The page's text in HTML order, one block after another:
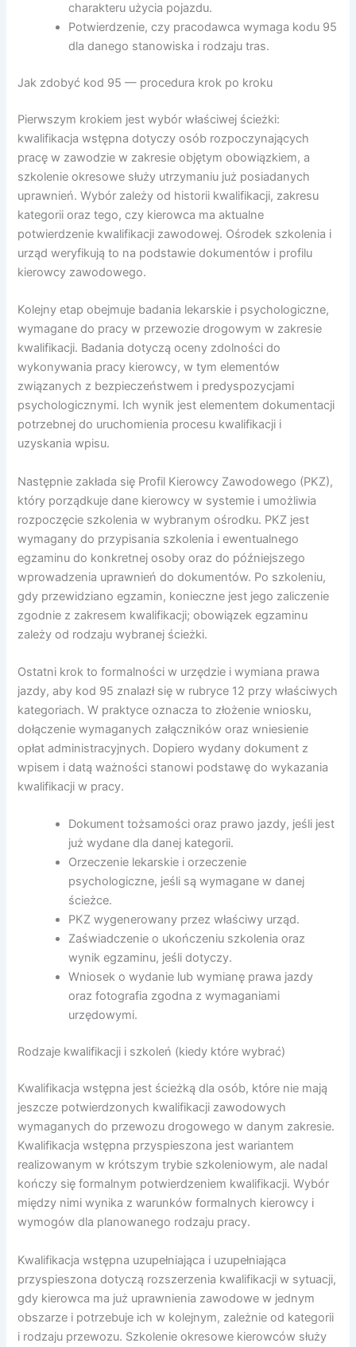
charakteru użycia pojazdu.
Potwierdzenie, czy pracodawca wymaga kodu 95
dla danego stanowiska i rodzaju tras.
Jak zdobyć kod 95 — procedura krok po kroku
Pierwszym krokiem jest wybór właściwej ścieżki:
kwalifikacja wstępna dotyczy osób rozpoczynających
pracę w zawodzie w zakresie objętym obowiązkiem, a
szkolenie okresowe służy utrzymaniu już posiadanych
uprawnień. Wybór zależy od historii kwalifikacji, zakresu
kategorii oraz tego, czy kierowca ma aktualne
potwierdzenie kwalifikacji zawodowej. Ośrodek szkolenia i
urząd weryfikują to na podstawie dokumentów i profilu
kierowcy zawodowego.
Kolejny etap obejmuje badania lekarskie i psychologiczne,
wymagane do pracy w przewozie drogowym w zakresie
kwalifikacji. Badania dotyczą oceny zdolności do
wykonywania pracy kierowcy, w tym elementów
związanych z bezpieczeństwem i predyspozycjami
psychologicznymi. Ich wynik jest elementem dokumentacji
potrzebnej do uruchomienia procesu kwalifikacji i
uzyskania wpisu.
Następnie zakłada się Profil Kierowcy Zawodowego (PKZ),
który porządkuje dane kierowcy w systemie i umożliwia
rozpoczęcie szkolenia w wybranym ośrodku. PKZ jest
wymagany do przypisania szkolenia i ewentualnego
egzaminu do konkretnej osoby oraz do późniejszego
wprowadzenia uprawnień do dokumentów. Po szkoleniu,
gdy przewidziano egzamin, konieczne jest jego zaliczenie
zgodnie z zakresem kwalifikacji; obowiązek egzaminu
zależy od rodzaju wybranej ścieżki.
Ostatni krok to formalności w urzędzie i wymiana prawa
jazdy, aby kod 95 znalazł się w rubryce 12 przy właściwych
kategoriach. W praktyce oznacza to złożenie wniosku,
dołączenie wymaganych załączników oraz wniesienie
opłat administracyjnych. Dopiero wydany dokument z
wpisem i datą ważności stanowi podstawę do wykazania
kwalifikacji w pracy.
Dokument tożsamości oraz prawo jazdy, jeśli jest
już wydane dla danej kategorii.
Orzeczenie lekarskie i orzeczenie
psychologiczne, jeśli są wymagane w danej
ścieżce.
PKZ wygenerowany przez właściwy urząd.
Zaświadczenie o ukończeniu szkolenia oraz
wynik egzaminu, jeśli dotyczy.
Wniosek o wydanie lub wymianę prawa jazdy
oraz fotografia zgodna z wymaganiami
urzędowymi.
Rodzaje kwalifikacji i szkoleń (kiedy które wybrać)
Kwalifikacja wstępna jest ścieżką dla osób, które nie mają
jeszcze potwierdzonych kwalifikacji zawodowych
wymaganych do przewozu drogowego w danym zakresie.
Kwalifikacja wstępna przyspieszona jest wariantem
realizowanym w krótszym trybie szkoleniowym, ale nadal
kończy się formalnym potwierdzeniem kwalifikacji. Wybór
między nimi wynika z warunków formalnych kierowcy i
wymogów dla planowanego rodzaju pracy.
Kwalifikacja wstępna uzupełniająca i uzupełniająca
przyspieszona dotyczą rozszerzenia kwalifikacji w sytuacji,
gdy kierowca ma już uprawnienia zawodowe w jednym
obszarze i potrzebuje ich w kolejnym, zależnie od kategorii
i rodzaju przewozu. Szkolenie okresowe kierowców służy